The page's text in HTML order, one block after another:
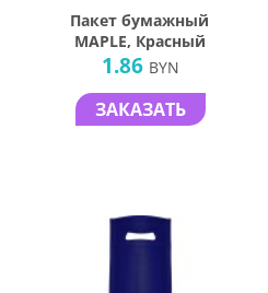
Пакет бумажный
MAPLE, Красный
1.86 BYN
ЗАКАЗАТЬ